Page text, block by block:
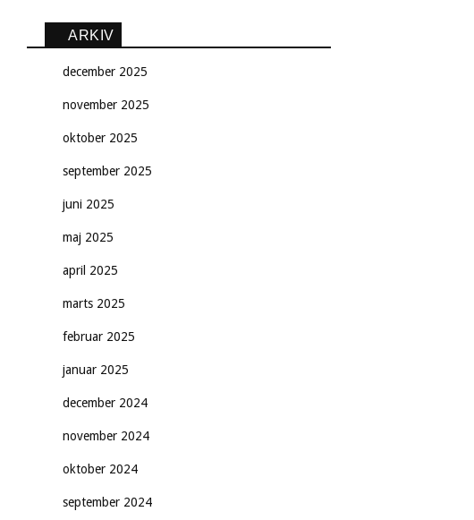
ARKIV
december 2025
november 2025
oktober 2025
september 2025
juni 2025
maj 2025
april 2025
marts 2025
februar 2025
januar 2025
december 2024
november 2024
oktober 2024
september 2024